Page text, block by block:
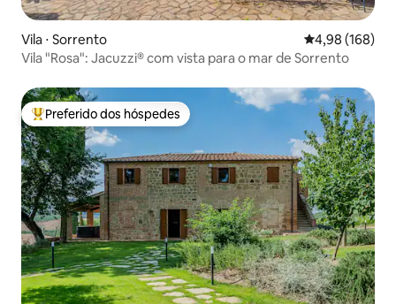
Vila ⋅ Sorrento 4,98 de uma
4,98 (168)
Vila "Rosa": Jacuzzi® com vista para o mar de Sorrento
Entre os melhores preferidos dos hóspedes
Preferido dos hóspedes